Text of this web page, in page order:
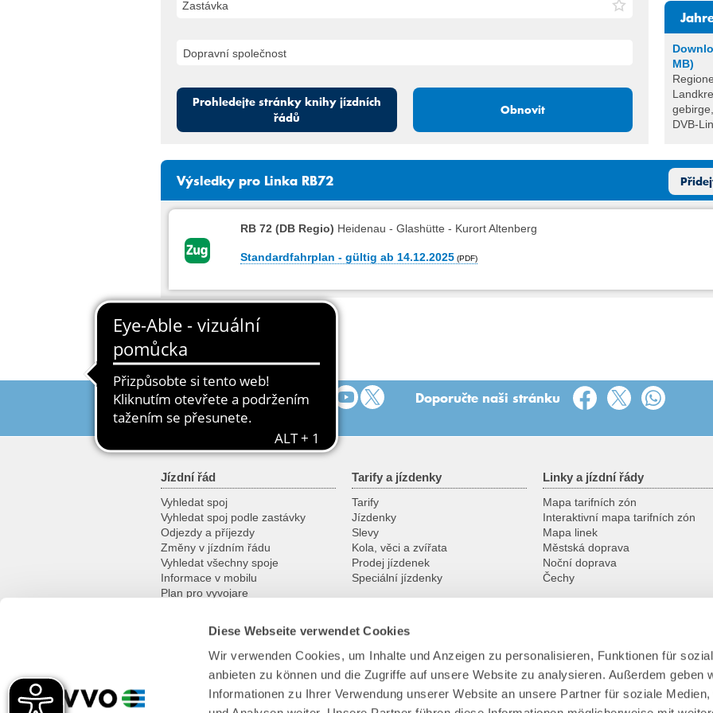
Diese Webseite verwendet Cookies
Wir verwenden Cookies, um Inhalte und Anzeigen zu personalisieren, Funktionen für
anbieten zu können und die Zugriffe auf unsere Website zu analysieren. Außerdem geben
Informationen zu Ihrer Verwendung unserer Website an unsere Partner für soziale Medien,
Zastávka
Prohledejte stránky knihy jízdních
řádů
Obnovit
MB)
DVB-
Výsledky pro Linka RB72
RB 72 (DB Regio) Heidenau - Glashütte - Kurort Altenberg
Standardfahrplan - gültig ab 14.12.2025
Přidejte se k nám Doporučte naši stránku
Jízdní řád
Vyhledat spoj
Vyhledat spoj podle zastávky
Odjezdy a příjezdy
Změny v jízdním řádu
Vyhledat všechny spoje
Informace v mobilu
Plan pro vyvojare
Tarify a jízdenky
Tarify
Jízdenky
Slevy
Kola, věci a zvířata
Prodej jízdenek
Speciální jízdenky
Linky a jízdní řády
Mapa tarifních zón
Interaktivní mapa tarifních zón
Mapa linek
Městská doprava
Noční doprava
Čechy
Za zážitky
Kam na výlet
Historické dopravní prostředky
Přívozy a lodě
Služby
Zákaznická centra
Gruppenanmeldung
Nadstandardní záruky
Ke stažení
Kontakt
Portrét
Dopravní podnik
Tým VVO